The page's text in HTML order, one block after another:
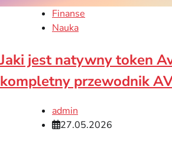
Finanse
Nauka
Jaki jest natywny token
kompletny przewodnik
admin
27.05.2026